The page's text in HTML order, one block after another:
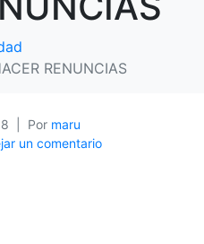
RENUNCIAS
Por maru
un comentario